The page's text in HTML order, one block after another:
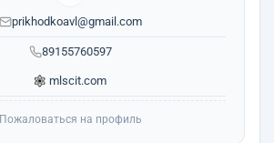
89155760597
prikhodkoavl@gmail.com
mlscit.com
Пожаловаться на профиль